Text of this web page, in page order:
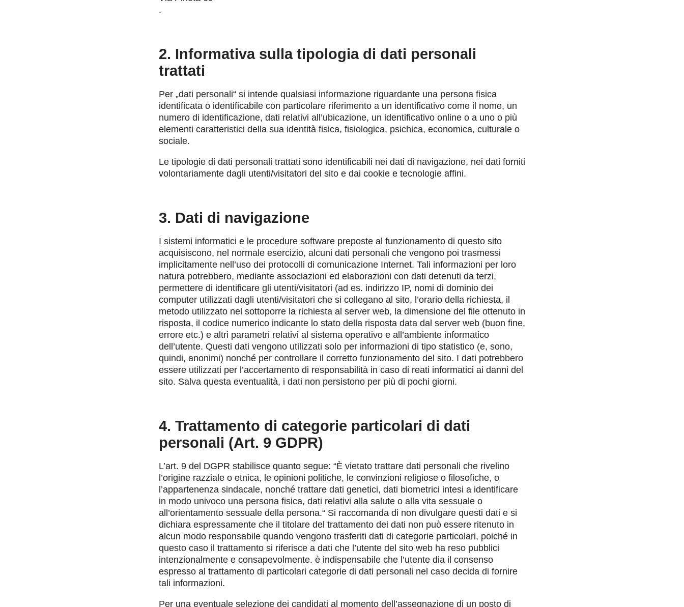
.
2. Informativa sulla tipologia di dati personali
trattati
Per „dati personali“ si intende qualsiasi informazione riguardante una persona fisica
identificata o identificabile con particolare riferimento a un identificativo come il nome, un
numero di identificazione, dati relativi all’ubicazione, un identificativo online o a uno o più
elementi caratteristici della sua identità fisica, fisiologica, psichica, economica, culturale o
sociale.
Le tipologie di dati personali trattati sono identificabili nei dati di navigazione, nei dati forniti
volontariamente dagli utenti/visitatori del sito e dai cookie e tecnologie affini.
3. Dati di navigazione
I sistemi informatici e le procedure software preposte al funzionamento di questo sito
acquisiscono, nel normale esercizio, alcuni dati personali che vengono poi trasmessi
implicitamente nell’uso dei protocolli di comunicazione Internet. Tali informazioni per loro
natura potrebbero, mediante associazioni ed elaborazioni con dati detenuti da terzi,
permettere di identificare gli utenti/visitatori (ad es. indirizzo IP, nomi di dominio dei
computer utilizzati dagli utenti/visitatori che si collegano al sito, l’orario della richiesta, il
metodo utilizzato nel sottoporre la richiesta al server web, la dimensione del file ottenuto in
risposta, il codice numerico indicante lo stato della risposta data dal server web (buon fine,
errore etc.) e altri parametri relativi al sistema operativo e all’ambiente informatico
dell’utente. Questi dati vengono utilizzati solo per informazioni di tipo statistico (e, sono,
quindi, anonimi) nonché per controllare il corretto funzionamento del sito. I dati potrebbero
essere utilizzati per l’accertamento di responsabilità in caso di reati informatici ai danni del
sito. Salva questa eventualità, i dati non persistono per più di pochi giorni.
4. Trattamento di categorie particolari di dati
personali (Art. 9 GDPR)
L’art. 9 del DGPR stabilisce quanto segue: “È vietato trattare dati personali che rivelino
l’origine razziale o etnica, le opinioni politiche, le convinzioni religiose o filosofiche, o
l’appartenenza sindacale, nonché trattare dati genetici, dati biometrici intesi a identificare
in modo univoco una persona fisica, dati relativi alla salute o alla vita sessuale o
all’orientamento sessuale della persona.“ Si raccomanda di non divulgare questi dati e si
dichiara espressamente che il titolare del trattamento dei dati non può essere ritenuto in
alcun modo responsabile quando vengono trasferiti dati di categorie particolari, poiché in
questo caso il trattamento si riferisce a dati che l’utente del sito web ha reso pubblici
intenzionalmente e consapevolmente. è indispensabile che l’utente dia il consenso
espresso al trattamento di particolari categorie di dati personali nel caso decida di fornire
tali informazioni.
Per una eventuale selezione dei candidati al momento dell’assegnazione di un posto di